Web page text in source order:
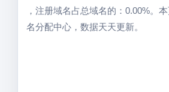
，注册域名占总域名的：0.00%。
名分配中心，数据天天更新。